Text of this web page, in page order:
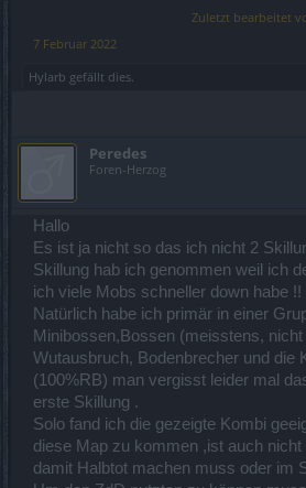
Zuletzt bearbeitet
7 Februar 2022
Hylarb gefällt dies.
Peredes
Foren-Herzog
Hallo
Es ist ja nicht so das ich nicht 2
Skillung hab ich genommen weil ich
ich viele Mobs schneller down habe !!
Natürlich habe ich primär in einer
Minibossen,Bossen (meisstens,
Wutausbruch, Bodenbrecher und die
(100%RB) man vergisst leider mal
erste Skillung .
Solo fand ich die gezeigte Kombi
diese Map zu kommen ,ist auch
damit Halbtot machen muss oder im